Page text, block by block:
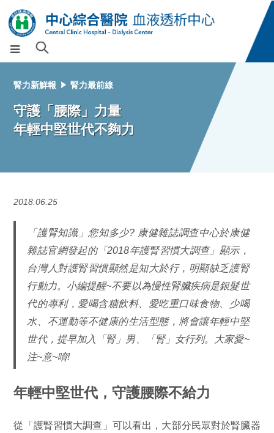
腎力新鮮報 腎力最前線
守護「腰際」力量
年輕中堅世代不夠力
2018.06.25
「護腎知識」您知多少? 康健雜誌調查中心於康健
雜誌官網發起的「2018年護腎習慣大調查」顯示，
台灣人對護腎習慣顯然是知大於行，明顯缺乏護腎
行動力。小編提醒~不要以為慢性腎臟疾病是銀髮世
代的專利，愛喝含糖飲料、愛吃重口味食物、少喝
水、不運動等不健康的生活型態，將會讓年輕中堅
世代，提早加入「腎」男、「腎」女行列。大家愛~
注~意~唷!
年輕中堅世代，守護腰際不給力
從「護腎習慣大調查」可以看出，大部分民眾對於腎臟器